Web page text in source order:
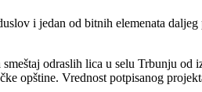
i jedan od bitnih elemenata
odraslih lica u selu Trbunju od
opštine. Vrednost potpisanog